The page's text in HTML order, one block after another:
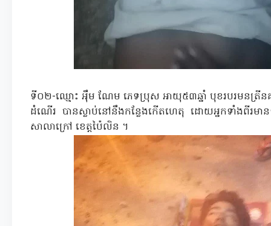
ទី០២-ឈ្មោះ អ៉ឹម ណែម ភេទប្រុស អាយុ៥៣ឆ្នាំ បុខរបរមនត្រីនគ
ដំណើរ បានស្លាប់នៅនឹងកន្លែងកើតហេតុ ដោយអ្នកទាំងពីរម
សាលាក្រៅ ខេត្តប៉ៃលិន ។